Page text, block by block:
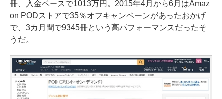
冊、入金ベースで1013万円。2015年4月から6月はAmaz
on PODストアで35％オフキャンペーンがあったおかげ
で、3カ月間で9345冊という高パフォーマンスだったそ
うだ。